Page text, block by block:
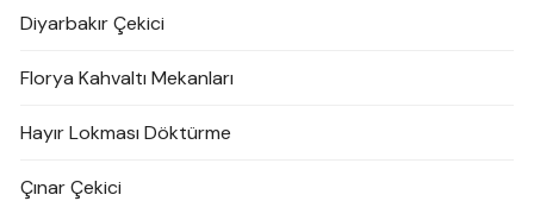
Diyarbakır Çekici
Florya Kahvaltı Mekanları
Hayır Lokması Döktürme
Çınar Çekici